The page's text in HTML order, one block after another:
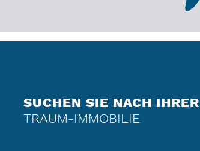
SUCHEN SIE NACH IHRER
TRAUM-IMMOBILIE